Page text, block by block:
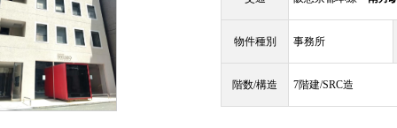
物件種別 事務所
階数/構造 7階建/SRC造